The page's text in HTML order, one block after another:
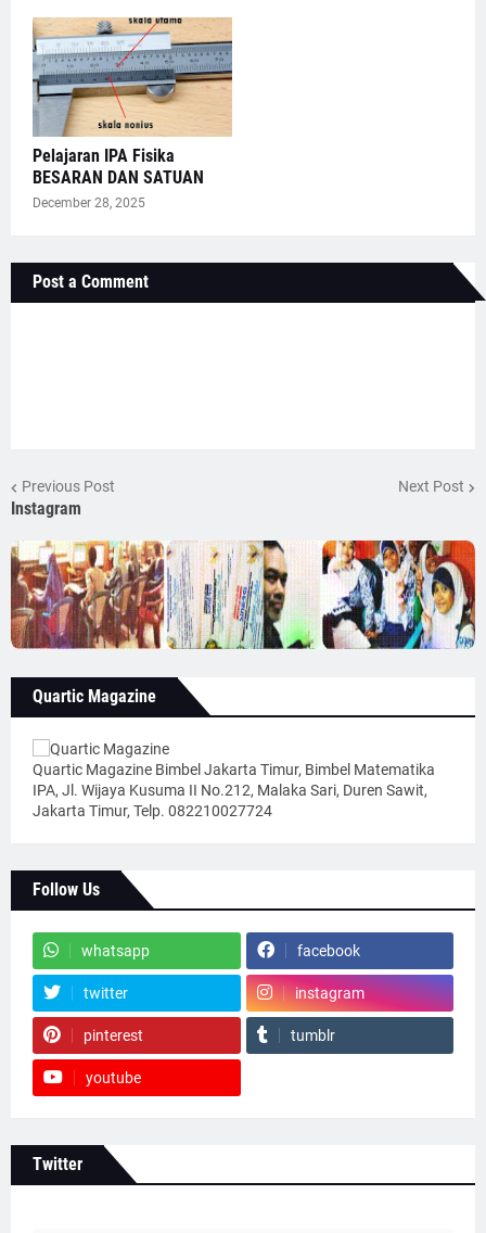
Pelajaran IPA Fisika
BESARAN DAN SATUAN
December 28, 2025
Post a Comment
Previous Post Next Post
Instagram
Quartic Magazine
Quartic Magazine Bimbel Jakarta Timur, Bimbel Matematika
IPA, Jl. Wijaya Kusuma II No.212, Malaka Sari, Duren Sawit,
Jakarta Timur, Telp. 082210027724
Follow Us
whatsapp facebook
twitter instagram
pinterest tumblr
youtube
Twitter